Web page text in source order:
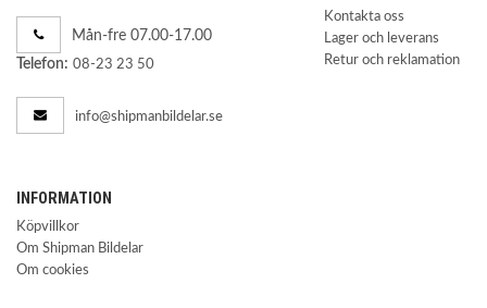
Mån-fre 07.00-17.00
Telefon: 08-23 23 50
info@shipmanbildelar.se
Kontakta oss
Lager och leverans
Retur och reklamation
INFORMATION
Köpvillkor
Om Shipman Bildelar
Om cookies